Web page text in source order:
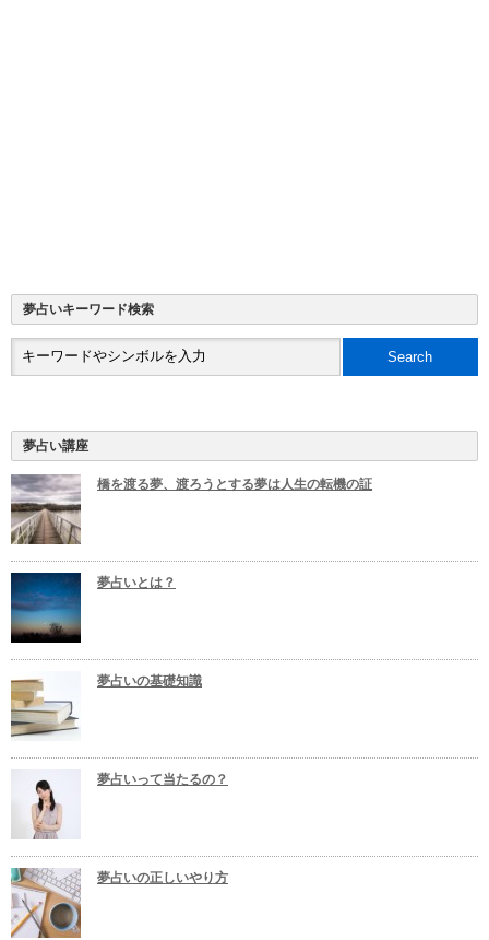
夢占いキーワード検索
夢占い講座
橋を渡る夢、渡ろうとする夢は人生の転機の証
夢占いとは？
夢占いの基礎知識
夢占いって当たるの？
夢占いの正しいやり方